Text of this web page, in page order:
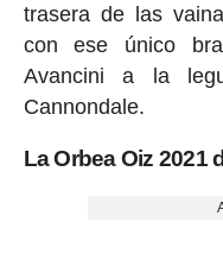
trasera de las
con ese único
Avancini a la
Cannondale.
La Orbea Oiz 2021